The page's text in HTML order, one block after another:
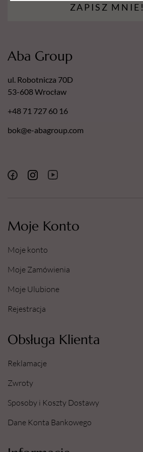
dermatologicznym.
Certyfikat - Europejski lider jakości.
ZAPISZ MNIE!
Moje Konto
Moje konto
Moje Zamówienia
Moje Ulubione
Rejestracja
Obsługa Klienta
Reklamacje
Zwroty
Sposoby i Koszty Dostawy
Dane Konta Bankowego
Aba Group
ul. Robotnicza 70D
53-608 Wrocław
+48 71 727 60 16
bok@e-abagroup.com